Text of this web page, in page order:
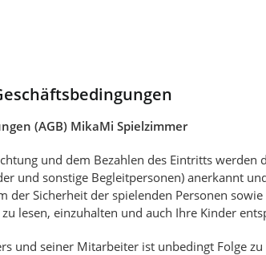
(AGB) MikaMi Spielzimmer
und dem Bezahlen des Eintritts
und sonstige Begleitpersonen) anerkannt
der Sicherheit der spielenden Personen
lesen, einzuhalten und auch Ihre Kinder
und seiner Mitarbeiter ist unbedingt Folge zu